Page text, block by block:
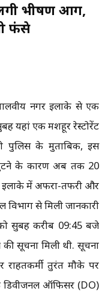
लगी भीषण आग,
फंसे
नगर इलाके से एक
यहां एक मशहूर रेस्टोरेंट
पुलिस के मुताबिक, इस
के कारण अब तक 20
इलाके में अफरा-तफरी और
से मिली जानकारी
सुबह करीब 09:45 बजे
सूचना मिली थी. सूचना
तुरंत मौके पर
ऑफिसर (DO)